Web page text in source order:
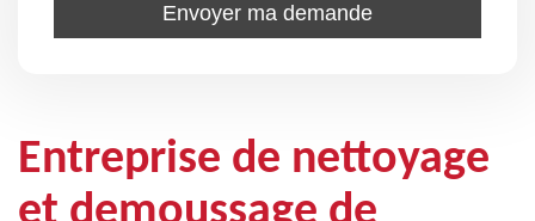
Entreprise de nettoyage